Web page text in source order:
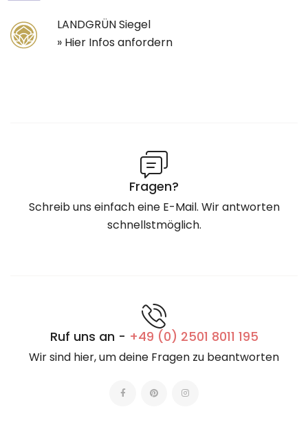
LANDGRÜN Siegel
» Hier Infos anfordern
Fragen?
Schreib uns einfach eine E-Mail. Wir antworten
schnellstmöglich.
Ruf uns an - +49 (0) 2501 8011 195
Wir sind hier, um deine Fragen zu beantworten